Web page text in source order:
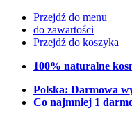
Przejdź do menu
do zawartości
Przejdź do koszyka
100% naturalne
Polska: Darmowa
Co najmniej 1